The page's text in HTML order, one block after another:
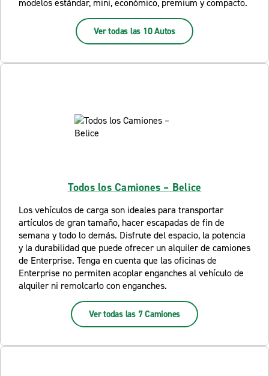
modelos estándar, mini, económico, premium y compacto.
Ver todas las 10 Autos
Todos los Camiones – Belice
Los vehículos de carga son ideales para transportar
artículos de gran tamaño, hacer escapadas de fin de
semana y todo lo demás. Disfrute del espacio, la potencia
y la durabilidad que puede ofrecer un alquiler de camiones
de Enterprise. Tenga en cuenta que las oficinas de
Enterprise no permiten acoplar enganches al vehículo de
alquiler ni remolcarlo con enganches.
Ver todas las 7 Camiones